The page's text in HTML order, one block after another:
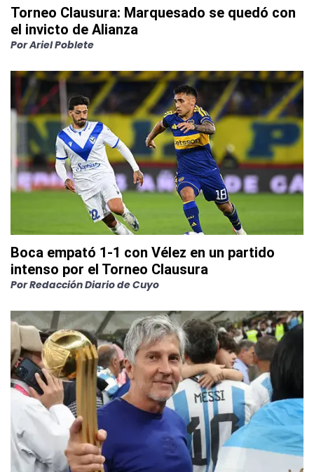
Torneo Clausura: Marquesado se quedó con
el invicto de Alianza
PorAriel Poblete
Boca empató 1-1 con Vélez en un partido
intenso por el Torneo Clausura
PorRedacción Diario de Cuyo